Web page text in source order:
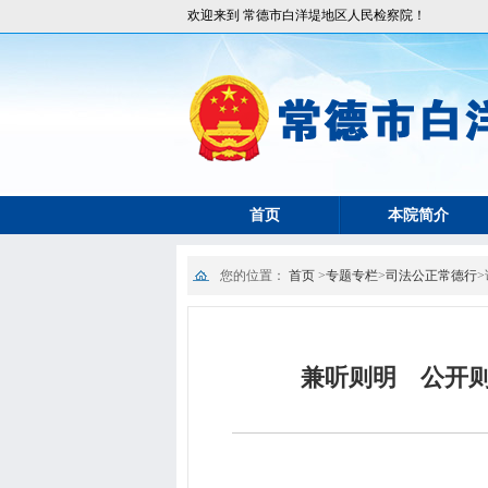
欢迎来到 常德市白洋堤地区人民检察院！
首页 本院简介
您的位置： 首页 >专题专栏>司法公正常德行>
兼听则明 公开